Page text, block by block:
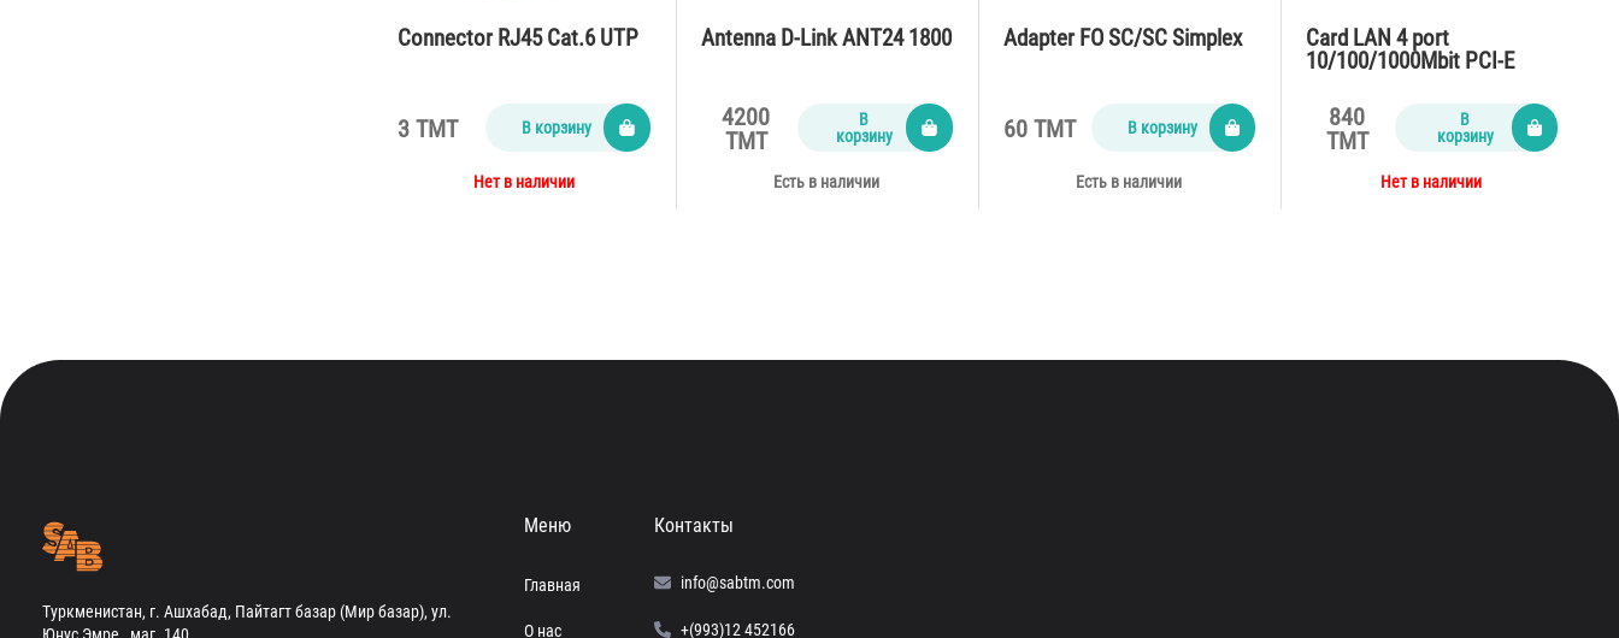
Connector RJ45 Cat.6 UTP
3 TMT В корзину
Нет в наличии
Antenna D-Link ANT24 1800
4200
TMT
В
корзину
Есть в наличии
Adapter FO SC/SC Simplex
60 TMT В корзину
Есть в наличии
Card LAN 4 port
10/100/1000Mbit PCI-E
840
TMT
В
корзину
Нет в наличии
Туркменистан, г. Ашхабад, Пайтагт базар (Мир базар), ул.
Меню
Главная
О нас
Контакты
info@sabtm.com
+(993)12 452166